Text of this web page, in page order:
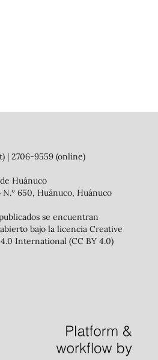
| 2706-9559 (online)
Huánuco
650, Huánuco, Huánuco
se encuentran
bajo la licencia Creative
International (CC BY 4.0)